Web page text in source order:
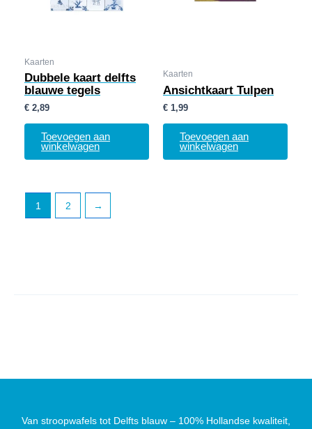
Kaarten
Dubbele kaart delfts
blauwe tegels
€ 2,89
Toevoegen aan
winkelwagen
Kaarten
Ansichtkaart Tulpen
€ 1,99
Toevoegen aan
winkelwagen
1 2 →
Van stroopwafels tot Delfts blauw – 100% Hollandse kwaliteit,